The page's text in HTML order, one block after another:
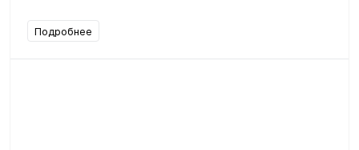
Подробнее